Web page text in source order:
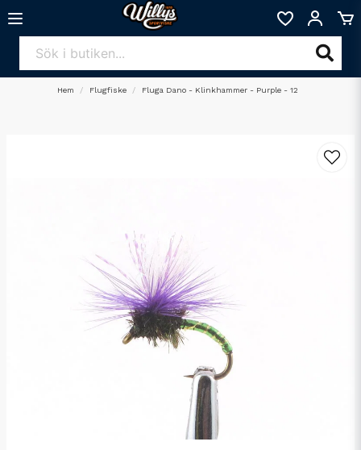
Hem Flugfiske Fluga Dano - Klinkhammer - Purple - 12